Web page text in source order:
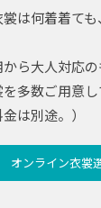
は何着着ても、
ら大人対応の
多数ご用意し
は別途。）
オンライン衣裳